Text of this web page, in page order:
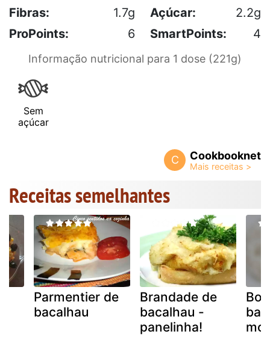
Fibras:
1.7g Açúcar:
2.2g
ProPoints:
6 SmartPoints: 4
Informação nutricional para 1 dose (221g)
Sem
açúcar
C Cookbooknet
Receitas semelhantes
Parmentier de
bacalhau
Brandade de
bacalhau -
panelinha!